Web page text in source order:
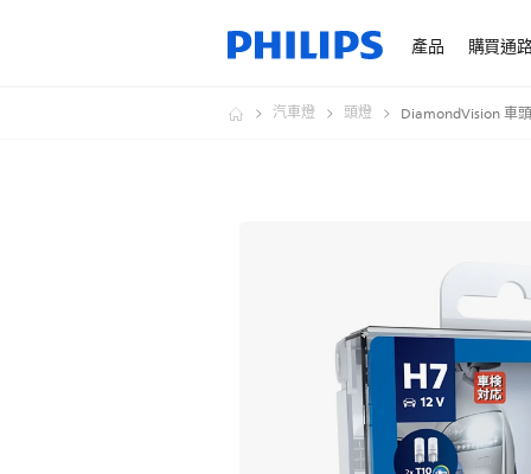
產品 購買通
汽車燈 頭燈 DiamondVision 車